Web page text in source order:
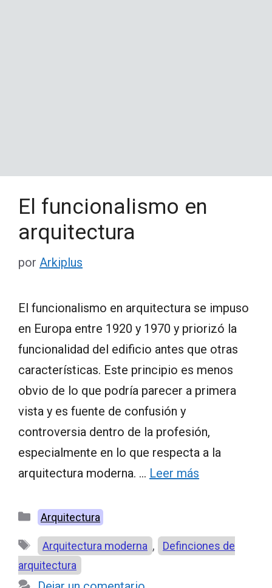
El funcionalismo en
arquitectura
por Arkiplus
El funcionalismo en arquitectura se impuso
en Europa entre 1920 y 1970 y priorizó la
funcionalidad del edificio antes que otras
características. Este principio es menos
obvio de lo que podría parecer a primera
vista y es fuente de confusión y
controversia dentro de la profesión,
especialmente en lo que respecta a la
arquitectura moderna. … Leer más
Categorías
Arquitectura
Etiquetas
Arquitectura moderna ,
Definciones de
arquitectura